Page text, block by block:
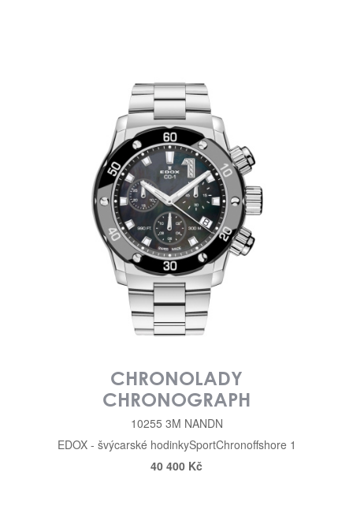
CHRONOLADY
CHRONOGRAPH
10255 3M NANDN
EDOX - švýcarské hodinkySportChronoffshore 1
40 400 Kč